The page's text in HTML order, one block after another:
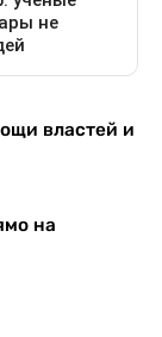
властей и
на